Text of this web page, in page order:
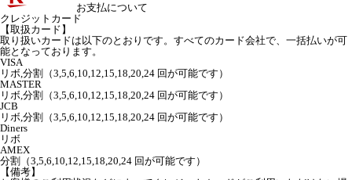
お支払について
クレジットカード
【取扱カード】
取り扱いカードは以下のとおりです。すべてのカード会社で、一括払いが可
能となっております。
VISA
リボ,分割（3,5,6,10,12,15,18,20,24 回が可能です）
MASTER
リボ,分割（3,5,6,10,12,15,18,20,24 回が可能です）
JCB
リボ,分割（3,5,6,10,12,15,18,20,24 回が可能です）
Diners
リボ
AMEX
分割（3,5,6,10,12,15,18,20,24 回が可能です）
【備考】